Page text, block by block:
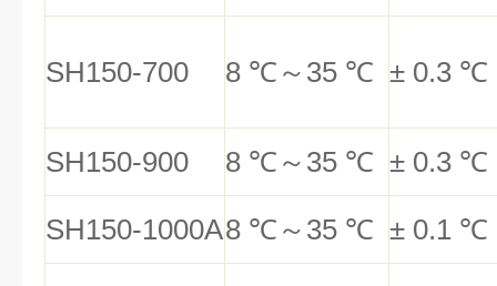
SH150-700 8 ℃ ～ 35 ℃ ± 0.3 ℃
SH150-900 8 ℃ ～ 35 ℃ ± 0.3 ℃
SH150-1000A8 ℃ ～ 35 ℃ ± 0.1 ℃